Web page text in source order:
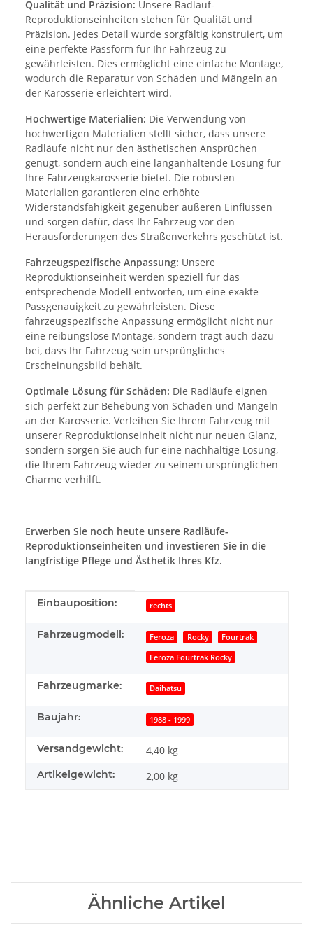
Qualität und Präzision: Unsere Radlauf-
Reproduktionseinheiten stehen für Qualität und
Präzision. Jedes Detail wurde sorgfältig konstruiert, um
eine perfekte Passform für Ihr Fahrzeug zu
gewährleisten. Dies ermöglicht eine einfache Montage,
wodurch die Reparatur von Schäden und Mängeln an
der Karosserie erleichtert wird.
Hochwertige Materialien: Die Verwendung von
hochwertigen Materialien stellt sicher, dass unsere
Radläufe nicht nur den ästhetischen Ansprüchen
genügt, sondern auch eine langanhaltende Lösung für
Ihre Fahrzeugkarosserie bietet. Die robusten
Materialien garantieren eine erhöhte
Widerstandsfähigkeit gegenüber äußeren Einflüssen
und sorgen dafür, dass Ihr Fahrzeug vor den
Herausforderungen des Straßenverkehrs geschützt ist.
Fahrzeugspezifische Anpassung: Unsere
Reproduktionseinheit werden speziell für das
entsprechende Modell entworfen, um eine exakte
Passgenauigkeit zu gewährleisten. Diese
fahrzeugspezifische Anpassung ermöglicht nicht nur
eine reibungslose Montage, sondern trägt auch dazu
bei, dass Ihr Fahrzeug sein ursprüngliches
Erscheinungsbild behält.
Optimale Lösung für Schäden: Die Radläufe eignen
sich perfekt zur Behebung von Schäden und Mängeln
an der Karosserie. Verleihen Sie Ihrem Fahrzeug mit
unserer Reproduktionseinheit nicht nur neuen Glanz,
sondern sorgen Sie auch für eine nachhaltige Lösung,
die Ihrem Fahrzeug wieder zu seinem ursprünglichen
Charme verhilft.
Erwerben Sie noch heute unsere Radläufe-
Reproduktionseinheiten und investieren Sie in die
langfristige Pflege und Ästhetik Ihres Kfz.
Produkteigenschaft
Wert
Einbauposition: rechts
Fahrzeugmodell: Feroza Rocky Fourtrak
Feroza Fourtrak Rocky
Fahrzeugmarke: Daihatsu
Baujahr: 1988 - 1999
Versandgewicht: 4,40 kg
Artikelgewicht: 2,00 kg
Ähnliche Artikel